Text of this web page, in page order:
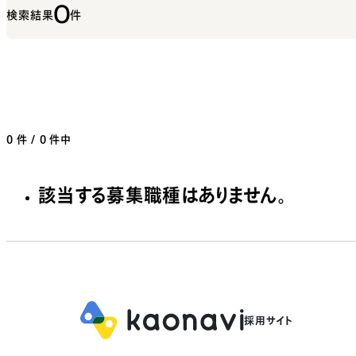
検索結果0件
0 件 / 0 件中
該当する募集職種はありません。